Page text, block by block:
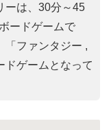
ーは、30分～45
ードゲームで
ファンタジー ,
ドゲームとなって